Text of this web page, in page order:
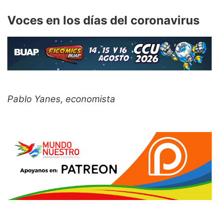
Voces en los días del coronavirus
Pablo Yanes, economista